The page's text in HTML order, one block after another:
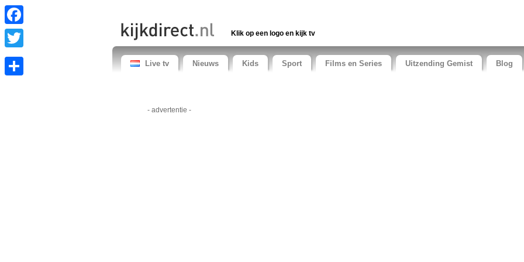
Facebook
Twitter
Klik op een logo en kijk tv
Live tv Nieuws Kids Sport Films en Series Uitzending Gemist Blog
- advertentie -